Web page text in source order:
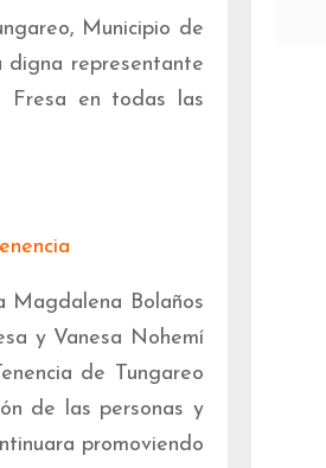
Municipio de
representante
Fresa en todas las
Magdalena Bolaños
y Vanesa Nohemí
de Tungareo
de las personas y
promoviendo